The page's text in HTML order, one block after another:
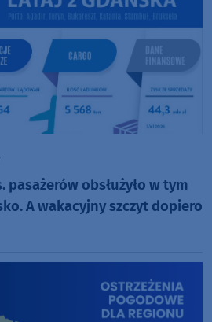
pasażerów obsłużyło w tym
A wakacyjny szczyt dopiero